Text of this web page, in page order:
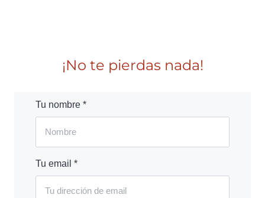
¡No te pierdas nada!
Tu nombre *
Tu email *